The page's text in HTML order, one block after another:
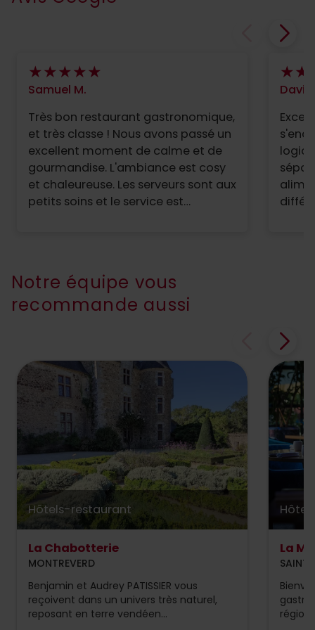
Samuel M.
Très bon restaurant gastronomique,
et très classe ! Nous avons passé un
excellent moment de calme et de
gourmandise. L'ambiance est cosy
et chaleureuse. Les serveurs sont aux
petits soins et le service est
Notre équipe vous
recommande aussi
Hôtels-restaurant
La Chabotterie
MONTREVERD
Benjamin et Audrey PATISSIER vous
reçoivent dans un univers très naturel,
reposant en terre vendéen...
La
SAINT